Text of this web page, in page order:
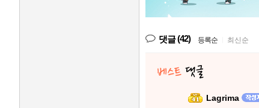
댓글(42) 등록순 최신순
Lagrima